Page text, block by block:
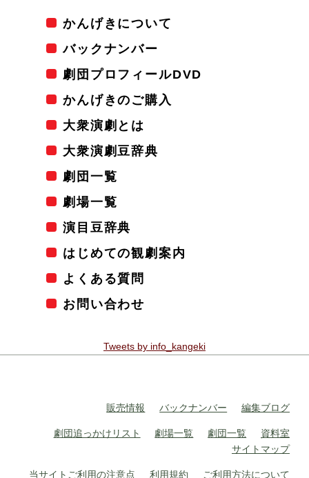
かんげきについて
バックナンバー
劇団プロフィールDVD
かんげきのご購入
大衆演劇とは
大衆演劇豆辞典
劇団一覧
劇場一覧
演目豆辞典
はじめての観劇案内
よくある質問
お問い合わせ
Tweets by info_kangeki
販売情報 バックナンバー 編集ブログ
劇団追っかけリスト 劇場一覧 劇団一覧
資料室
サイトマップ
当サイトご利用の注意点 利用規約 ご利用方法について